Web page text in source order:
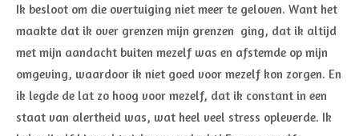
Ik besloot om die overtuiging niet meer te geloven. Want het
maakte dat ik over grenzen mijn grenzen ging, dat ik altijd
met mijn aandacht buiten mezelf was en afstemde op mijn
omgeving, waardoor ik niet goed voor mezelf kon zorgen. En
ik legde de lat zo hoog voor mezelf, dat ik constant in een
staat van alertheid was, wat heel veel stress opleverde. Ik